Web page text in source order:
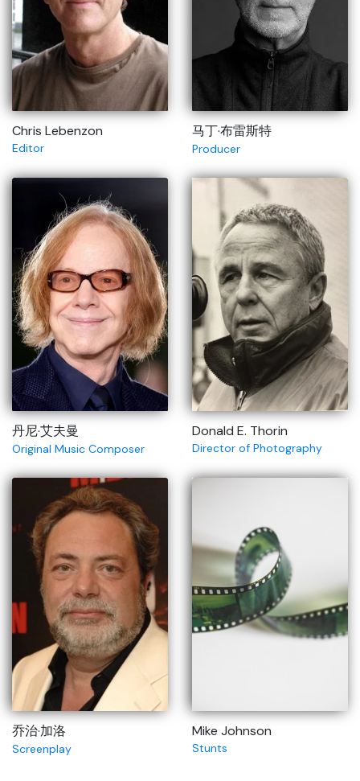
Chris Lebenzon
Editor
马丁·布雷斯特
Producer
丹尼·艾夫曼
Original Music Composer
Donald E. Thorin
Director of Photography
乔治·加洛
Screenplay
Mike Johnson
Stunts